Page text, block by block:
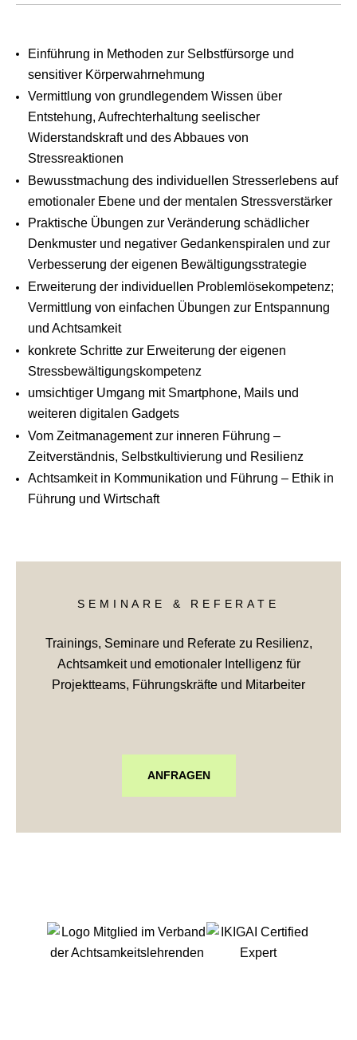
Einführung in Methoden zur Selbstfürsorge und
sensitiver Körperwahrnehmung
Vermittlung von grundlegendem Wissen über
Entstehung, Aufrechterhaltung seelischer
Widerstandskraft und des Abbaues von
Stressreaktionen
Bewusstmachung des individuellen Stresserlebens auf
emotionaler Ebene und der mentalen Stressverstärker
Praktische Übungen zur Veränderung schädlicher
Denkmuster und negativer Gedankenspiralen und zur
Verbesserung der eigenen Bewältigungsstrategie
Erweiterung der individuellen Problemlösekompetenz;
Vermittlung von einfachen Übungen zur Entspannung
und Achtsamkeit
konkrete Schritte zur Erweiterung der eigenen
Stressbewältigungskompetenz
umsichtiger Umgang mit Smartphone, Mails und
weiteren digitalen Gadgets
Vom Zeitmanagement zur inneren Führung –
Zeitverständnis, Selbstkultivierung und Resilienz
Achtsamkeit in Kommunikation und Führung – Ethik in
Führung und Wirtschaft
SEMINARE & REFERATE
Trainings, Seminare und Referate zu Resilienz,
Achtsamkeit und emotionaler Intelligenz für
Projektteams, Führungskräfte und Mitarbeiter
ANFRAGEN